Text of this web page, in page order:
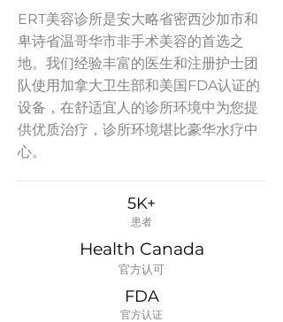
ERT美容诊所是安大略省密西沙加市和
卑诗省温哥华市非手术美容的首选之
地。我们经验丰富的医生和注册护士团
队使用加拿大卫生部和美国FDA认证的
设备，在舒适宜人的诊所环境中为您提
供优质治疗，诊所环境堪比豪华水疗中
心。
5K+
患者
Health Canada
官方认可
FDA
​官方认证